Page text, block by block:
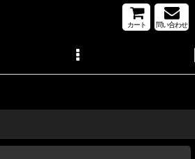
カート 問い合わせ